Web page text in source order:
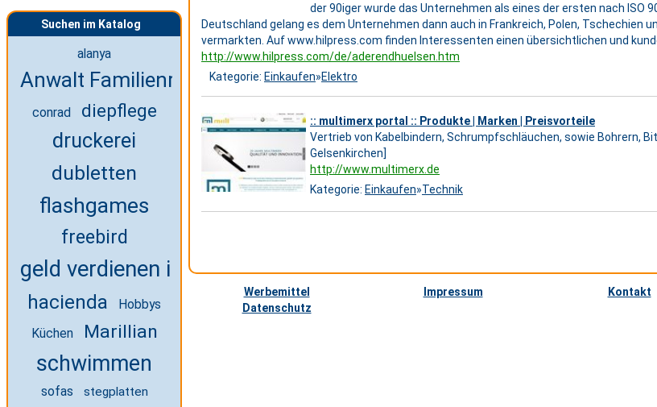
Suchen im Katalog
alanya
Anwalt Familienrecht
conrad diepflege
druckerei
dubletten
flashgames
freebird
geld verdienen im internet
hacienda
Hobbys
Küchen
Marillian
schwimmen
sofas
stegplatten
der 90iger wurde das Unternehmen als eines der ersten nach ISO
Deutschland gelang es dem Unternehmen dann auch in Frankreich, Polen, Tschechien
vermarkten. Auf www.hilpress.com finden Interessenten einen übersichtlichen und
http://www.hilpress.com/de/aderendhuelsen.htm
Kategorie: Einkaufen»Elektro
:: multimerx portal :: Produkte | Marken | Preisvorteile
Vertrieb von Kabelbindern, Schrumpfschläuchen, sowie Bohrern,
Gelsenkirchen]
http://www.multimerx.de
Kategorie: Einkaufen»Technik
Werbemittel Impressum Kontakt
Datenschutz